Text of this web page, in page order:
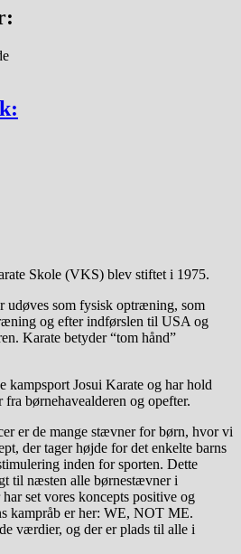
Skole (VKS) blev stiftet i 1975.
udøves som fysisk optræning, som
og efter indførslen til USA og
Karate betyder “tom hånd”
kampsport Josui Karate og har hold
børnehavealderen og opefter.
er de mange stævner for børn, hvor vi
der tager højde for det enkelte barns
inden for sporten. Dette
til næsten alle børnestævner i
set vores koncepts positive og
kampråb er her: WE, NOT ME.
værdier, og der er plads til alle i